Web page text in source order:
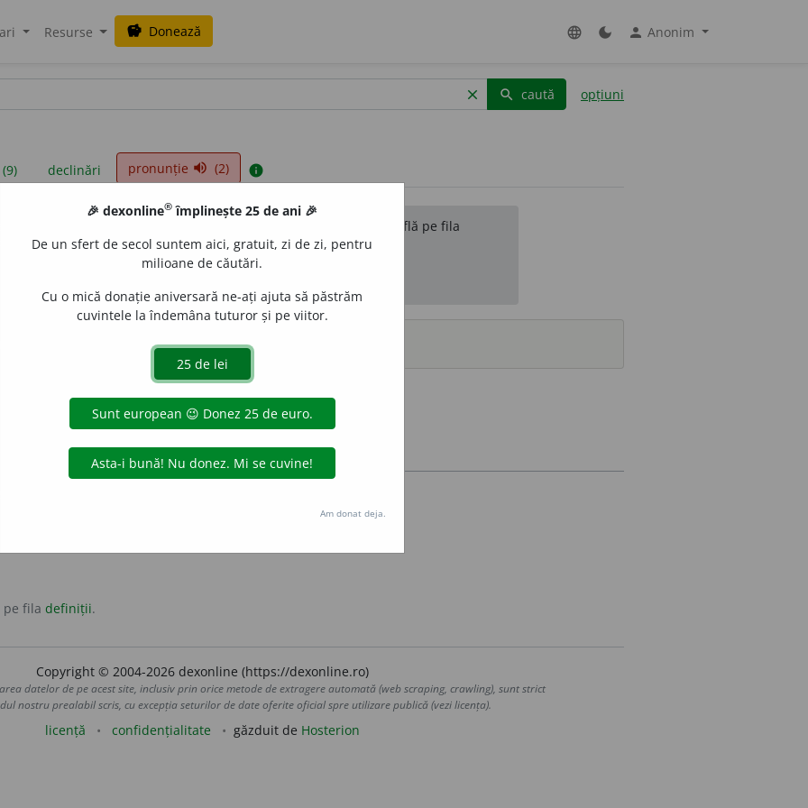
Resurse savings Donează language dark_mode person Anonim
clear search caută opțiuni
declinări pronunție volume_up (2) info
sunt compilate de echipa dexonline. Definițiile originale se află pe fila
reordona filele pe pagina depreferințe.
surse
masculin
substantiv feminin
sau dansează pe sârmă.
pe fila definiții.
Copyright © 2004-2026 dexonline (https://dexonline.ro)
datelor de pe acest site, inclusiv prin orice metode de extragere automată (web scraping, crawling), sunt strict
nostru prealabil scris, cu excepția seturilor de date oferite oficial spre utilizare publică (vezi licența).
licență confidențialitate găzduit de Hosterion
🎉 dexonline® împlinește 25 de ani 🎉
De un sfert de secol suntem aici, gratuit, zi de zi, pentru
milioane de căutări.
Cu o mică donație aniversară ne-ați ajuta să păstrăm
cuvintele la îndemâna tuturor și pe viitor.
Am donat deja.